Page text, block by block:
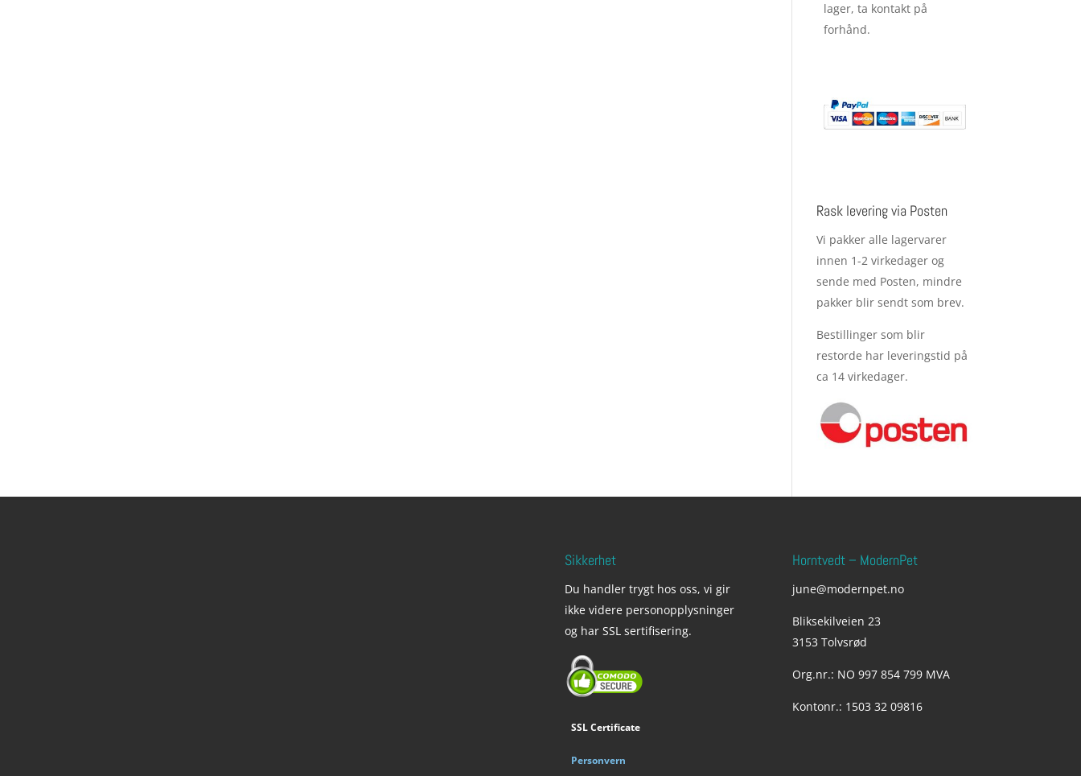
lager, ta kontakt på
forhånd.
Rask levering via Posten
Vi pakker alle lagervarer
innen 1-2 virkedager og
sende med Posten, mindre
pakker blir sendt som brev.
Bestillinger som blir
restorde har leveringstid på
ca 14 virkedager.
Sikkerhet
Du handler trygt hos oss, vi gir
ikke videre personopplysninger
og har SSL sertifisering.
SSL Certificate
Personvern
Horntvedt – ModernPet
june@modernpet.no
Bliksekilveien 23
3153 Tolvsrød
Org.nr.: NO 997 854 799 MVA
Kontonr.: 1503 32 09816